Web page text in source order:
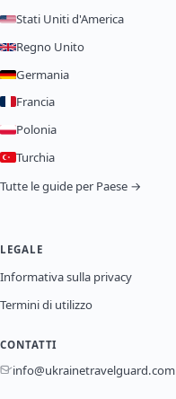
Stati Uniti d'America
Regno Unito
Germania
Francia
Polonia
Turchia
Tutte le guide per Paese →
LEGALE
Informativa sulla privacy
Termini di utilizzo
CONTATTI
info@ukrainetravelguard.com